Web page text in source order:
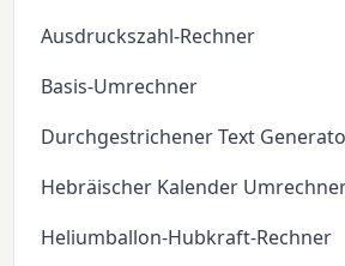
Ausdruckszahl-Rechner
Basis-Umrechner
Durchgestrichener Text
Hebräischer Kalender
Heliumballon-Hubkraft-Rechner